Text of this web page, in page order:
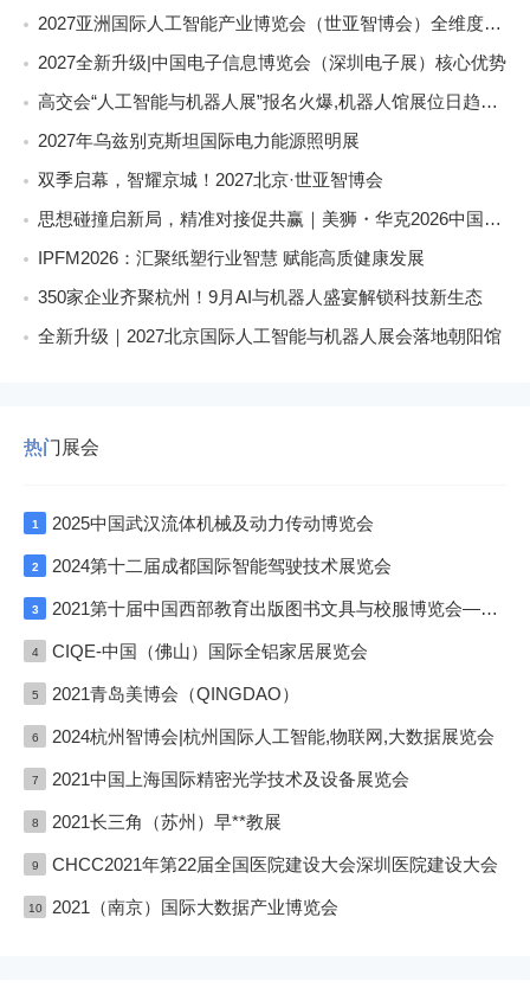
2027亚洲国际人工智能产业博览会（世亚智博会）全维度介绍
2027全新升级|中国电子信息博览会（深圳电子展）核心优势
高交会“人工智能与机器人展”报名火爆,机器人馆展位日趋稀缺
2027年乌兹别克斯坦国际电力能源照明展
双季启幕，智耀京城！2027北京·世亚智博会
思想碰撞启新局，精准对接促共赢｜美狮・华克2026中国餐饮包装创新发展大会圆满收官
IPFM2026：汇聚纸塑行业智慧 赋能高质健康发展
350家企业齐聚杭州！9月AI与机器人盛宴解锁科技新生态
全新升级｜2027北京国际人工智能与机器人展会落地朝阳馆
热门展会
1 2025中国武汉流体机械及动力传动博览会
2 2024第十二届成都国际智能驾驶技术展览会
3 2021第十届中国西部教育出版图书文具与校服博览会—成渝双城展
4 CIQE-中国（佛山）国际全铝家居展览会
5 2021青岛美博会（QINGDAO）
6 2024杭州智博会|杭州国际人工智能,物联网,大数据展览会
7 2021中国上海国际精密光学技术及设备展览会
8 2021长三角（苏州）早**教展
9 CHCC2021年第22届全国医院建设大会深圳医院建设大会
10 2021（南京）国际大数据产业博览会